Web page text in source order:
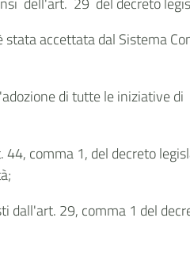
accettata dal Sistema
di tutte le iniziative
comma 1, del decreto
dall'art. 29, comma 1 del